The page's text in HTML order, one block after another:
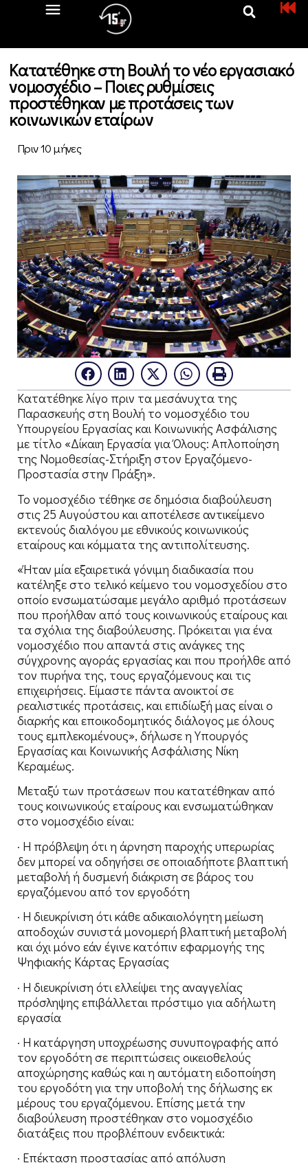
Κατατέθηκε στη Βουλή το νέο εργασιακό
νομοσχέδιο – Ποιες ρυθμίσεις
προστέθηκαν με προτάσεις των
κοινωνικών εταίρων
Πριν 10 μήνες
Κατατέθηκε λίγο πριν τα μεσάνυχτα της
Παρασκευής στη Βουλή το νομοσχέδιο του
Υπουργείου Εργασίας και Κοινωνικής Ασφάλισης
με τίτλο «Δίκαιη Εργασία για Όλους: Απλοποίηση
της Νομοθεσίας-Στήριξη στον Εργαζόμενο-
Προστασία στην Πράξη».
Το νομοσχέδιο τέθηκε σε δημόσια διαβούλευση
στις 25 Αυγούστου και αποτέλεσε αντικείμενο
εκτενούς διαλόγου με εθνικούς κοινωνικούς
εταίρους και κόμματα της αντιπολίτευσης.
«Ήταν μία εξαιρετικά γόνιμη διαδικασία που
κατέληξε στο τελικό κείμενο του νομοσχεδίου στο
οποίο ενσωματώσαμε μεγάλο αριθμό προτάσεων
που προήλθαν από τους κοινωνικούς εταίρους και
τα σχόλια της διαβούλευσης. Πρόκειται για ένα
νομοσχέδιο που απαντά στις ανάγκες της
σύγχρονης αγοράς εργασίας και που προήλθε από
τον πυρήνα της, τους εργαζόμενους και τις
επιχειρήσεις. Είμαστε πάντα ανοικτοί σε
ρεαλιστικές προτάσεις, και επιδίωξή μας είναι ο
διαρκής και εποικοδομητικός διάλογος με όλους
τους εμπλεκομένους», δήλωσε η Υπουργός
Εργασίας και Κοινωνικής Ασφάλισης Νίκη
Κεραμέως.
Μεταξύ των προτάσεων που κατατέθηκαν από
τους κοινωνικούς εταίρους και ενσωματώθηκαν
στο νομοσχέδιο είναι:
· Η πρόβλεψη ότι η άρνηση παροχής υπερωρίας
δεν μπορεί να οδηγήσει σε οποιαδήποτε βλαπτική
μεταβολή ή δυσμενή διάκριση σε βάρος του
εργαζόμενου από τον εργοδότη
· Η διευκρίνιση ότι κάθε αδικαιολόγητη μείωση
αποδοχών συνιστά μονομερή βλαπτική μεταβολή
και όχι μόνο εάν έγινε κατόπιν εφαρμογής της
Ψηφιακής Κάρτας Εργασίας
· Η διευκρίνιση ότι ελλείψει της αναγγελίας
πρόσληψης επιβάλλεται πρόστιμο για αδήλωτη
εργασία
· Η κατάργηση υποχρέωσης συνυπογραφής από
τον εργοδότη σε περιπτώσεις οικειοθελούς
αποχώρησης καθώς και η αυτόματη ειδοποίηση
του εργοδότη για την υποβολή της δήλωσης εκ
μέρους του εργαζόμενου. Επίσης μετά την
διαβούλευση προστέθηκαν στο νομοσχέδιο
διατάξεις που προβλέπουν ενδεικτικά:
· Επέκταση προστασίας από απόλυση